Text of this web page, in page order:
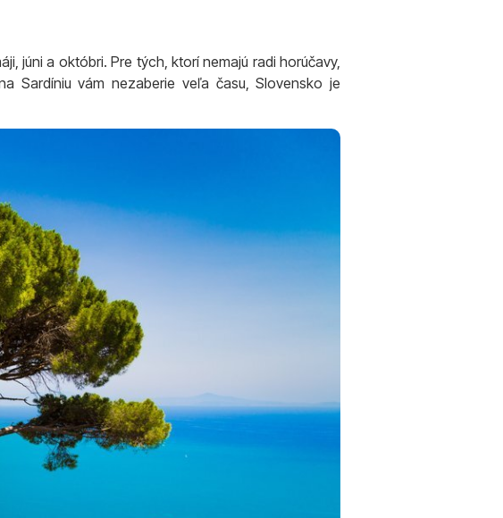
júni a októbri. Pre tých, ktorí nemajú radi horúčavy,
Sardíniu vám nezaberie veľa času, Slovensko je